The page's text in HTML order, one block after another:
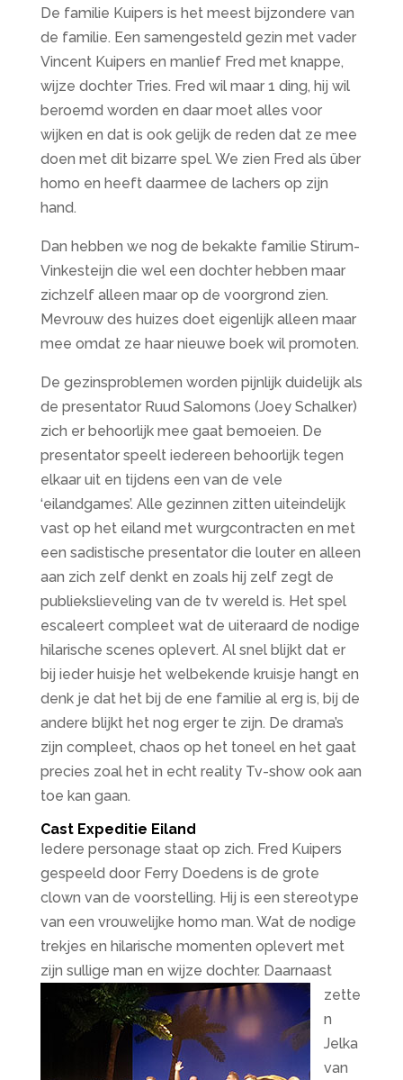
De familie Kuipers is het meest bijzondere van
de familie. Een samengesteld gezin met vader
Vincent Kuipers en manlief Fred met knappe,
wijze dochter Tries. Fred wil maar 1 ding, hij wil
beroemd worden en daar moet alles voor
wijken en dat is ook gelijk de reden dat ze mee
doen met dit bizarre spel. We zien Fred als über
homo en heeft daarmee de lachers op zijn
hand.
Dan hebben we nog de bekakte familie Stirum-
Vinkesteijn die wel een dochter hebben maar
zichzelf alleen maar op de voorgrond zien.
Mevrouw des huizes doet eigenlijk alleen maar
mee omdat ze haar nieuwe boek wil promoten.
De gezinsproblemen worden pijnlijk duidelijk als
de presentator Ruud Salomons (Joey Schalker)
zich er behoorlijk mee gaat bemoeien. De
presentator speelt iedereen behoorlijk tegen
elkaar uit en tijdens een van de vele
‘eilandgames’. Alle gezinnen zitten uiteindelijk
vast op het eiland met wurgcontracten en met
een sadistische presentator die louter en alleen
aan zich zelf denkt en zoals hij zelf zegt de
publiekslieveling van de tv wereld is. Het spel
escaleert compleet wat de uiteraard de nodige
hilarische scenes oplevert. Al snel blijkt dat er
bij ieder huisje het welbekende kruisje hangt en
denk je dat het bij de ene familie al erg is, bij de
andere blijkt het nog erger te zijn. De drama’s
zijn compleet, chaos op het toneel en het gaat
precies zoal het in echt reality Tv-show ook aan
toe kan gaan.
Cast Expeditie Eiland
Iedere personage staat op zich. Fred Kuipers
gespeeld door Ferry Doedens is de grote
clown van de voorstelling. Hij is een stereotype
van een vrouwelijke homo man. Wat de nodige
trekjes en hilarische momenten oplevert met
zijn sullige man en wijze dochter. Daarnaast
zette
n
Jelka
van